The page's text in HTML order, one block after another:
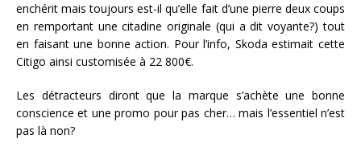
enchérit mais toujours est-il qu’elle fait d’une pierre deux coups
en remportant une citadine originale (qui a dit voyante?) tout
en faisant une bonne action. Pour l’info, Skoda estimait cette
Citigo ainsi customisée à 22 800€.
Les détracteurs diront que la marque s’achète une bonne
conscience et une promo pour pas cher… mais l’essentiel n’est
pas là non?